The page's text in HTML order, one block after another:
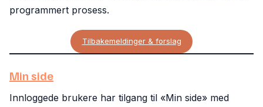
programmert prosess.
Tilbakemeldinger & forslag
Min side
Innloggede brukere har tilgang til «Min side» med